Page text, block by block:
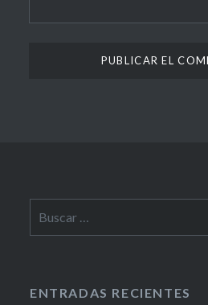
ENTRADAS RECIENTES